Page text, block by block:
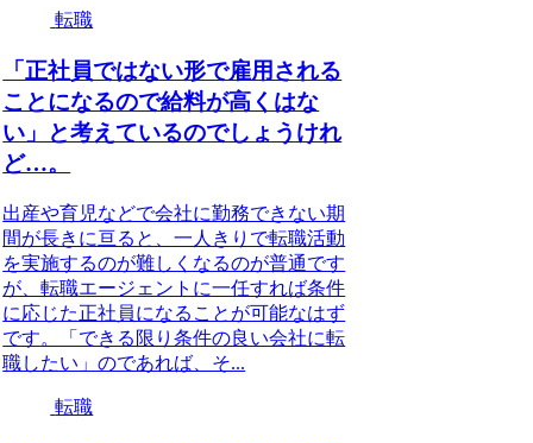
転職
「正社員ではない形で雇用される
ことになるので給料が高くはな
い」と考えているのでしょうけれ
ど…。
出産や育児などで会社に勤務できない期
間が長きに亘ると、一人きりで転職活動
を実施するのが難しくなるのが普通です
が、転職エージェントに一任すれば条件
に応じた正社員になることが可能なはず
です。「できる限り条件の良い会社に転
職したい」のであれば、そ...
転職